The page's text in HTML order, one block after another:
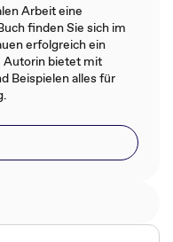
Arbeit eine
finden Sie sich im
erfolgreich ein
Autorin bietet mit
Beispielen alles für